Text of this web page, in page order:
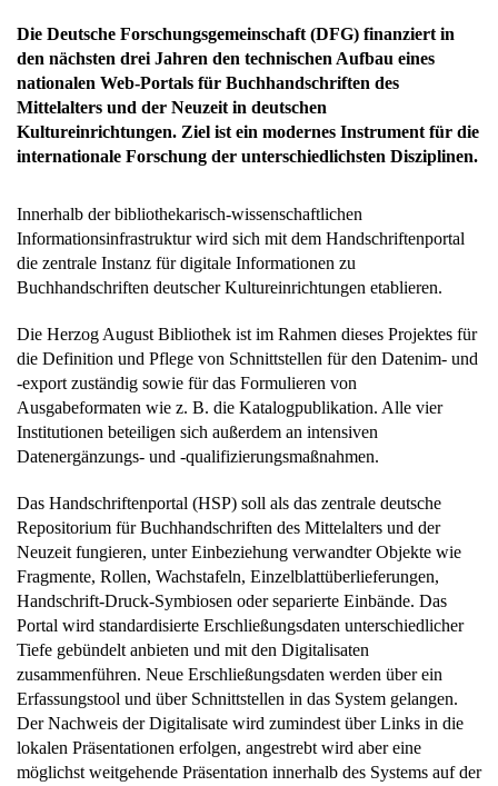
Die Deutsche Forschungsgemeinschaft (DFG) finanziert in
den nächsten drei Jahren den technischen Aufbau eines
nationalen Web-Portals für Buchhandschriften des
Mittelalters und der Neuzeit in deutschen
Kultureinrichtungen. Ziel ist ein modernes Instrument für die
internationale Forschung der unterschiedlichsten Disziplinen.
Innerhalb der bibliothekarisch-wissenschaftlichen
Informationsinfrastruktur wird sich mit dem Handschriftenportal
die zentrale Instanz für digitale Informationen zu
Buchhandschriften deutscher Kultureinrichtungen etablieren.
Die Herzog August Bibliothek ist im Rahmen dieses Projektes für
die Definition und Pflege von Schnittstellen für den Datenim- und
-export zuständig sowie für das Formulieren von
Ausgabeformaten wie z. B. die Katalogpublikation. Alle vier
Institutionen beteiligen sich außerdem an intensiven
Datenergänzungs- und -qualifizierungsmaßnahmen.
Das Handschriftenportal (HSP) soll als das zentrale deutsche
Repositorium für Buchhandschriften des Mittelalters und der
Neuzeit fungieren, unter Einbeziehung verwandter Objekte wie
Fragmente, Rollen, Wachstafeln, Einzelblattüberlieferungen,
Handschrift-Druck-Symbiosen oder separierte Einbände. Das
Portal wird standardisierte Erschließungsdaten unterschiedlicher
Tiefe gebündelt anbieten und mit den Digitalisaten
zusammenführen. Neue Erschließungsdaten werden über ein
Erfassungstool und über Schnittstellen in das System gelangen.
Der Nachweis der Digitalisate wird zumindest über Links in die
lokalen Präsentationen erfolgen, angestrebt wird aber eine
möglichst weitgehende Präsentation innerhalb des Systems auf der